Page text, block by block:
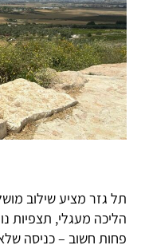
תל גזר מציע שילוב
הליכה מעגלי, תצפיות
פחות חשוב – כניסה